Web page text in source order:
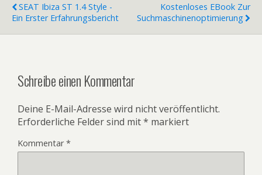
SEAT Ibiza ST 1.4 Style -
Ein Erster Erfahrungsbericht
Kostenloses EBook Zur
Suchmaschinenoptimierung
Schreibe einen Kommentar
Deine E-Mail-Adresse wird nicht veröffentlicht.
Erforderliche Felder sind mit* markiert
Kommentar*